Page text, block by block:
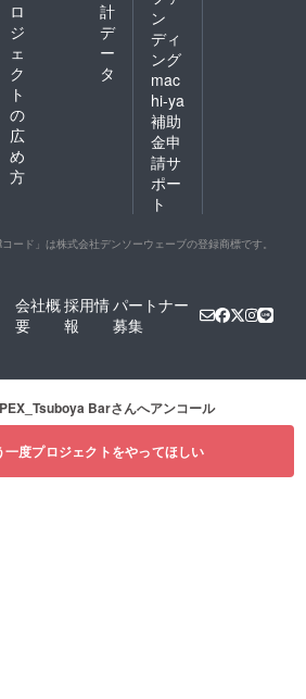
ロ
ジ
ェ
ク
ト
の
広
め
方
計
デ
ー
タ
ン
ディ
ング
mac
hi-ya
補助
金申
請サ
ポー
ト
コード」は株式会社デンソーウェーブの登録商標です。
会社概
要
採用情
報
パートナー
募集
Barさんへアンコール
一度プロジェクトをやってほしい